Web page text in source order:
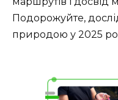
Подорожуйте,
природою у 2025